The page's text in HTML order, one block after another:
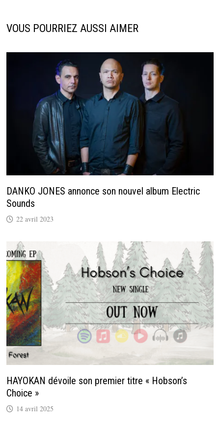
VOUS POURRIEZ AUSSI AIMER
DANKO JONES annonce son nouvel album Electric
Sounds
22 avril 2023
HAYOKAN dévoile son premier titre « Hobson’s
Choice »
14 avril 2025